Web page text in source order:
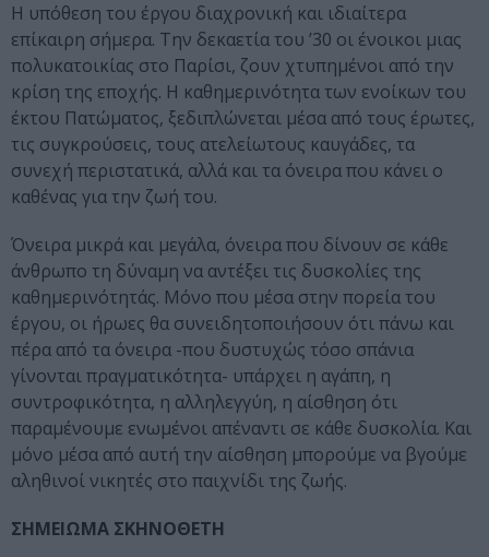
Η υπόθεση του έργου διαχρονική και ιδιαίτερα
επίκαιρη σήμερα. Την δεκαετία του ’30 οι ένοικοι μιας
πολυκατοικίας στο Παρίσι, ζουν χτυπημένοι από την
κρίση της εποχής. Η καθημερινότητα των ενοίκων του
έκτου Πατώματος, ξεδιπλώνεται μέσα από τους έρωτες,
τις συγκρούσεις, τους ατελείωτους καυγάδες, τα
συνεχή περιστατικά, αλλά και τα όνειρα που κάνει ο
καθένας για την ζωή του.
Όνειρα μικρά και μεγάλα, όνειρα που δίνουν σε κάθε
άνθρωπο τη δύναμη να αντέξει τις δυσκολίες της
καθημερινότητάς. Μόνο που μέσα στην πορεία του
έργου, οι ήρωες θα συνειδητοποιήσουν ότι πάνω και
πέρα από τα όνειρα -που δυστυχώς τόσο σπάνια
γίνονται πραγματικότητα- υπάρχει η αγάπη, η
συντροφικότητα, η αλληλεγγύη, η αίσθηση ότι
παραμένουμε ενωμένοι απέναντι σε κάθε δυσκολία. Και
μόνο μέσα από αυτή την αίσθηση μπορούμε να βγούμε
αληθινοί νικητές στο παιχνίδι της ζωής.
ΣΗΜΕΙΩΜΑ ΣΚΗΝΟΘΕΤΗ